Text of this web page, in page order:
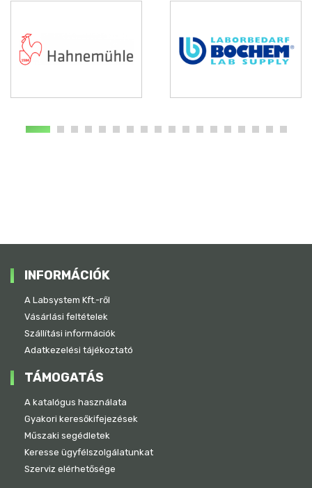
INFORMÁCIÓK
A Labsystem Kft.-ről
Vásárlási feltételek
Szállítási információk
Adatkezelési tájékoztató
TÁMOGATÁS
A katalógus használata
Gyakori keresőkifejezések
Műszaki segédletek
Keresse ügyfélszolgálatunkat
Szerviz elérhetősége